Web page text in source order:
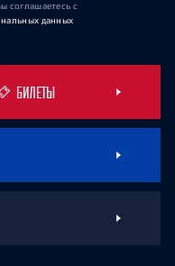
соглашаетесь с
данных
БИЛЕТЫ